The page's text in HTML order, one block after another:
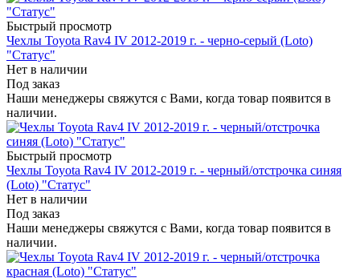
Быстрый просмотр
Чехлы Toyota Rav4 IV 2012-2019 г. - черно-серый (Loto)
"Статус"
Нет в наличии
Под заказ
Наши менеджеры свяжутся с Вами, когда товар появится в
наличии.
Быстрый просмотр
Чехлы Toyota Rav4 IV 2012-2019 г. - черный/отстрочка синяя
(Loto) "Статус"
Нет в наличии
Под заказ
Наши менеджеры свяжутся с Вами, когда товар появится в
наличии.